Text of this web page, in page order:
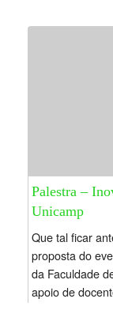
Palestra –
Unicamp
Que tal ficar
proposta do
da Faculdade
apoio de